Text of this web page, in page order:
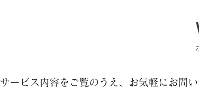
サービス内容をご覧のうえ、お気軽にお問